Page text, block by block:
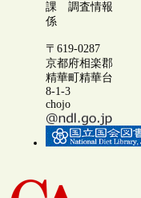
課 調査情報
係
〒619-0287
京都府相楽郡
精華町精華台
8-1-3
chojo